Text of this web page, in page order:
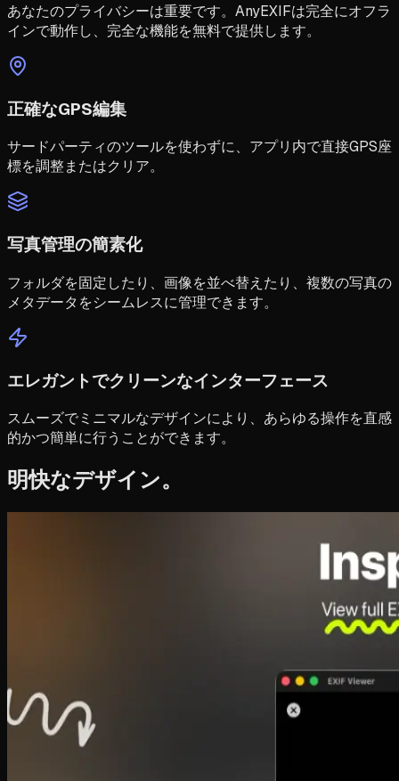
あなたのプライバシーは重要です。AnyEXIFは完全にオフラ
インで動作し、完全な機能を無料で提供します。
正確なGPS編集
サードパーティのツールを使わずに、アプリ内で直接GPS座
標を調整またはクリア。
写真管理の簡素化
フォルダを固定したり、画像を並べ替えたり、複数の写真の
メタデータをシームレスに管理できます。
エレガントでクリーンなインターフェース
スムーズでミニマルなデザインにより、あらゆる操作を直感
的かつ簡単に行うことができます。
明快なデザイン。